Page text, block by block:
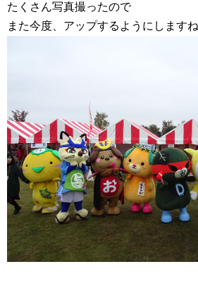
たくさん写真撮ったので
また今度、アップするようにしますね